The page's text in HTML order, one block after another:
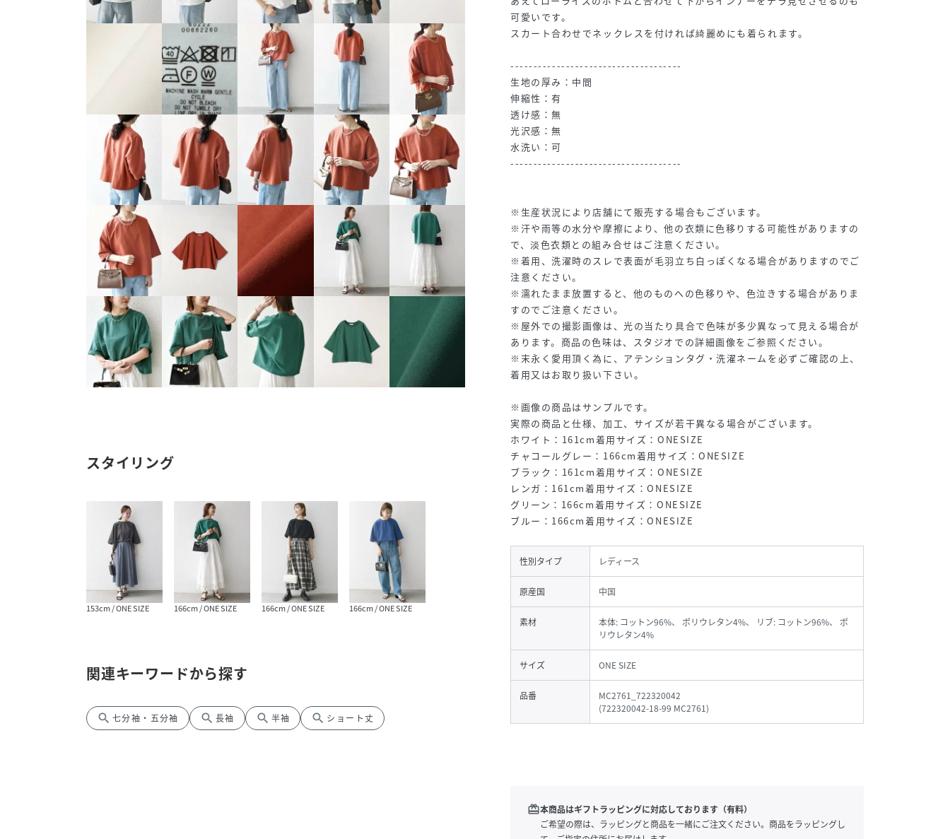
スタイリング
153cm / ONE SIZE 166cm / ONE SIZE 166cm / ONE SIZE 166cm / ONE SIZE
関連キーワードから探す
search 七分袖・五分袖 search 長袖 search 半袖 search ショート丈
可愛いです。
スカート合わせでネックレスを付ければ綺麗めにも着られます。
-------------------------------------
生地の厚み：中間
伸縮性：有
透け感：無
光沢感：無
水洗い：可
-------------------------------------
※生産状況により店舗にて販売する場合もございます。
※汗や雨等の水分や摩擦により、他の衣類に色移りする可能性がありますの
で、淡色衣類との組み合せはご注意ください。
※着用、洗濯時のスレで表面が毛羽立ち白っぽくなる場合がありますのでご
注意ください。
※濡れたまま放置すると、他のものへの色移りや、色泣きする場合がありま
すのでご注意ください。
※屋外での撮影画像は、光の当たり具合で色味が多少異なって見える場合が
あります。商品の色味は、スタジオでの詳細画像をご参照ください。
※末永く愛用頂く為に、アテンションタグ・洗濯ネームを必ずご確認の上、
着用又はお取り扱い下さい。
※画像の商品はサンプルです。
実際の商品と仕様、加工、サイズが若干異なる場合がございます。
ホワイト：161cm着用サイズ：ONESIZE
チャコールグレー：166cm着用サイズ：ONESIZE
ブラック：161cm着用サイズ：ONESIZE
レンガ：161cm着用サイズ：ONESIZE
グリーン：166cm着用サイズ：ONESIZE
ブルー：166cm着用サイズ：ONESIZE
性別タイプ レディース
原産国 中国
素材
本体: コットン96%、 ポリウレタン4%、 リブ: コットン96%、 ポ
リウレタン4%
サイズ ONE SIZE
品番
MC2761_722320042
(722320042-18-99 MC2761)
redeem本商品はギフトラッピングに対応しております（有料）
ご希望の際は、ラッピングと商品を一緒にご注文ください。商品をラッピングし